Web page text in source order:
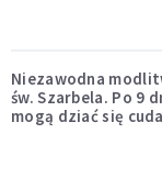
Niezawodna
św. Szarbela. Po 9
mogą dziać się cuda